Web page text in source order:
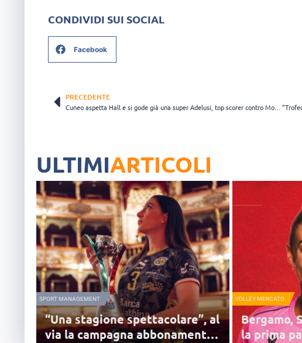
CONDIVIDI SUI SOCIAL
Facebook
PRECEDENTE
Cuneo aspetta Hall e si gode già una super Adelusi, top scorer contro Mondovì
ULTIMIARTICOLI
SPORT MANAGEMENT
“Una stagione spettacolare”, al
via la campagna abbonamenti
VOLLEY MERCATO
Bergamo,
la prima